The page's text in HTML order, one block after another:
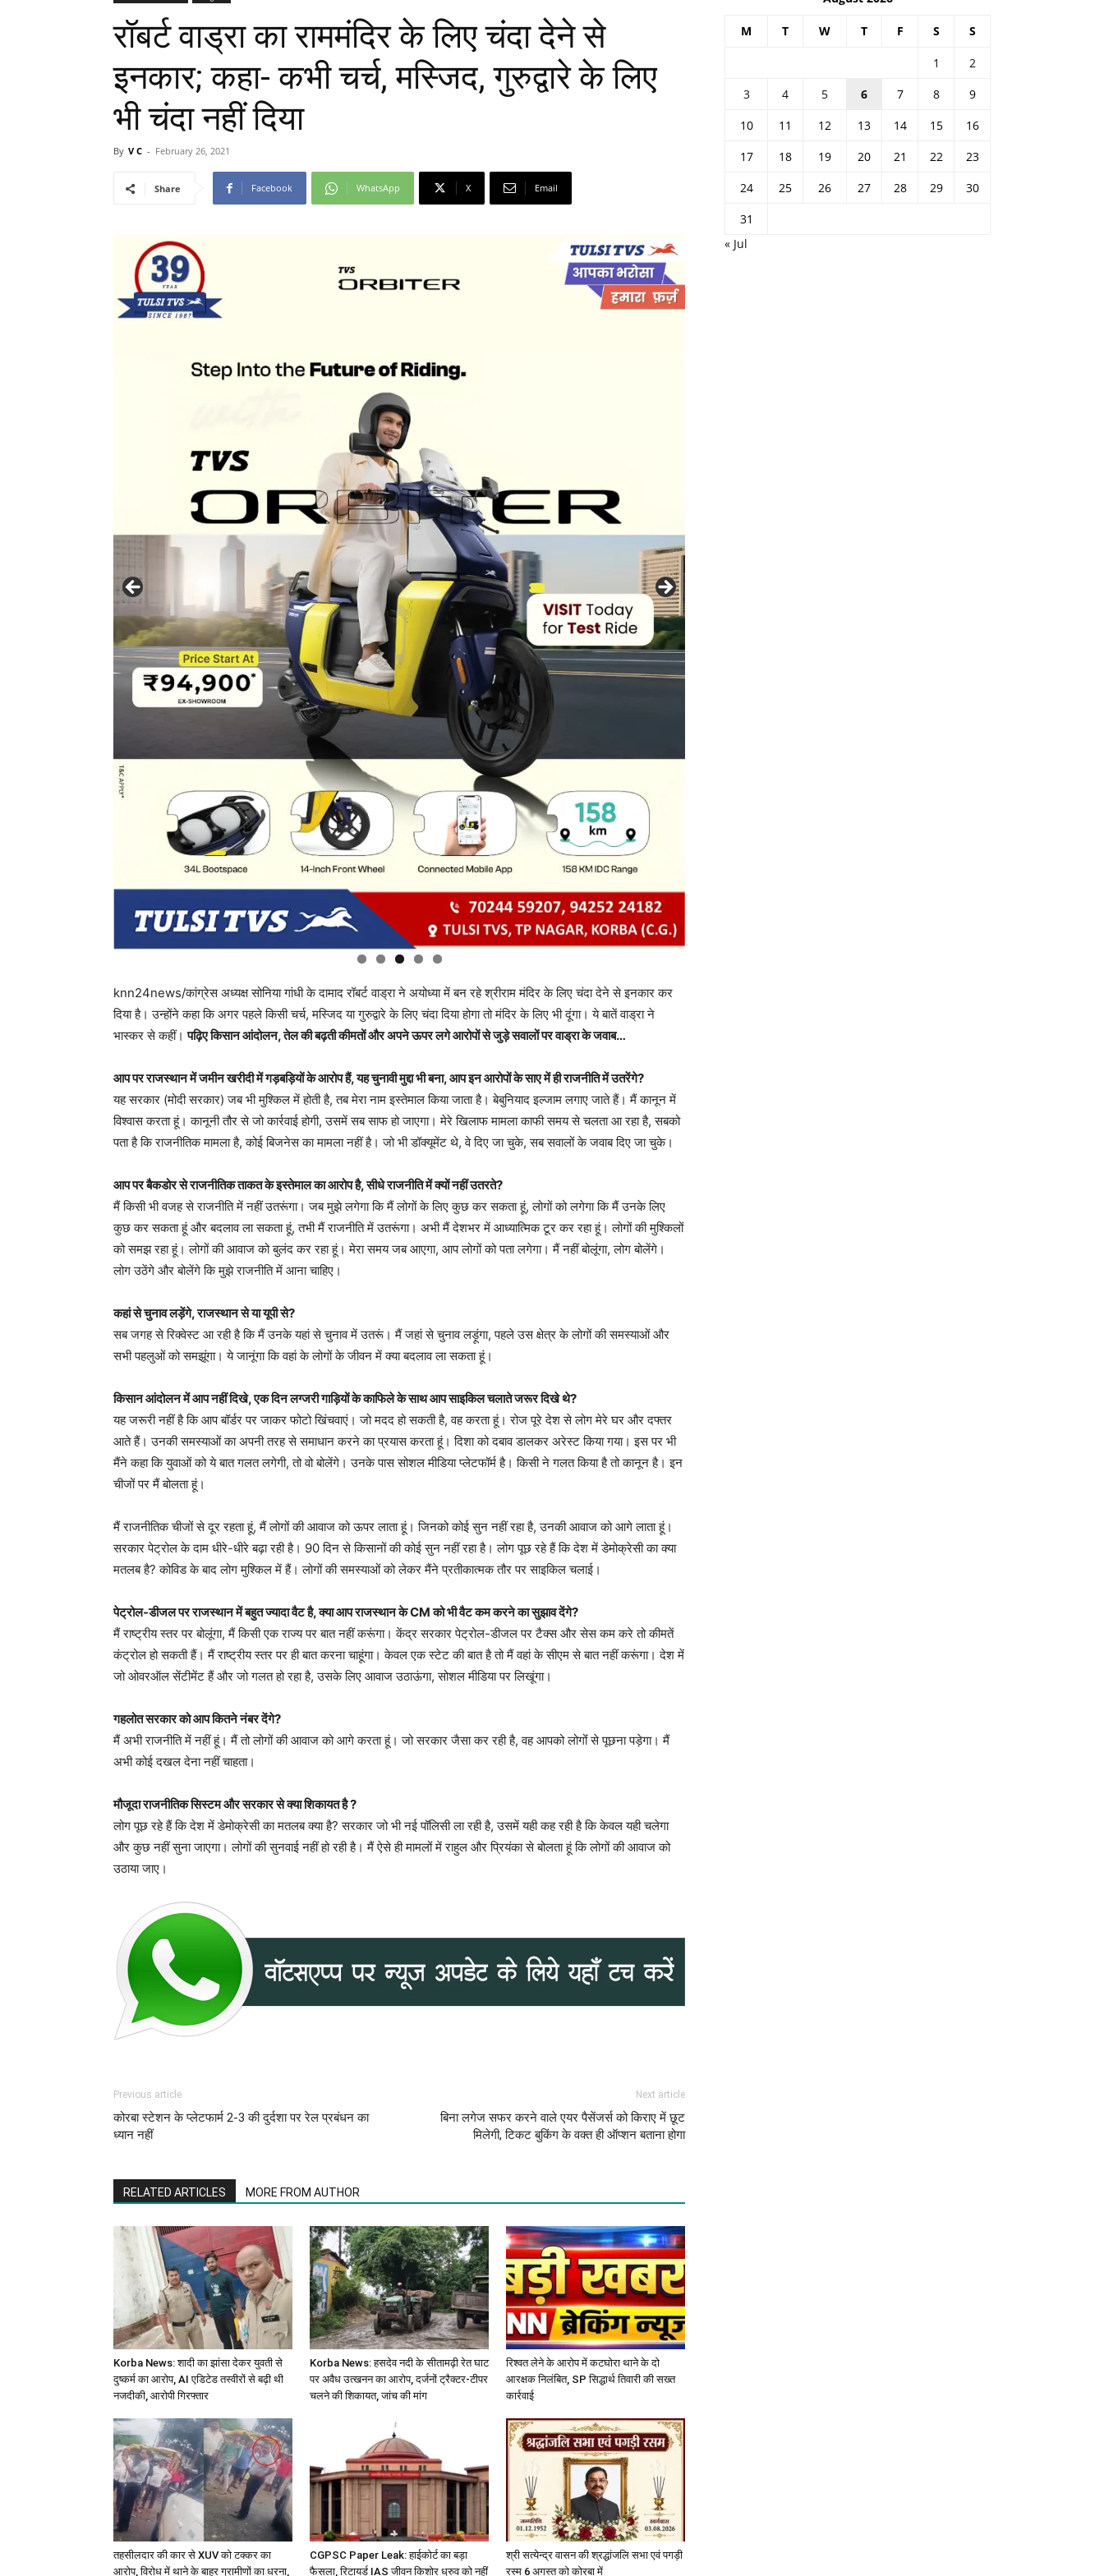
Network
रॉबर्ट वाड्रा का राममंदिर के लिए चंदा देने से
इनकार; कहा- कभी चर्च, मस्जिद, गुरुद्वारे के लिए
भी चंदा नहीं दिया
By V C - February 26, 2021
Share Facebook WhatsApp X Email
knn24news/कांग्रेस अध्यक्ष सोनिया गांधी के दामाद रॉबर्ट वाड्रा ने अयोध्या में बन रहे श्रीराम मंदिर के लिए चंदा देने से इनकार कर
दिया है। उन्होंने कहा कि अगर पहले किसी चर्च, मस्जिद या गुरुद्वारे के लिए चंदा दिया होगा तो मंदिर के लिए भी दूंगा। ये बातें वाड्रा ने
भास्कर से कहीं।पढ़िए किसान आंदोलन, तेल की बढ़ती कीमतों और अपने ऊपर लगे आरोपों से जुड़े सवालों पर वाड्रा के जवाब…
आप पर राजस्थान में जमीन खरीदी में गड़बड़ियों के आरोप हैं, यह चुनावी मुद्दा भी बना, आप इन आरोपों के साए में ही राजनीति में उतरेंगे?
यह सरकार (मोदी सरकार) जब भी मुश्किल में होती है, तब मेरा नाम इस्तेमाल किया जाता है। बेबुनियाद इल्जाम लगाए जाते हैं। मैं कानून में
विश्वास करता हूं। कानूनी तौर से जो कार्रवाई होगी, उसमें सब साफ हो जाएगा। मेरे खिलाफ मामला काफी समय से चलता आ रहा है, सबको
पता है कि राजनीतिक मामला है, कोई बिजनेस का मामला नहीं है। जो भी डॉक्यूमेंट थे, वे दिए जा चुके, सब सवालों के जवाब दिए जा चुके।
आप पर बैकडोर से राजनीतिक ताकत के इस्तेमाल का आरोप है, सीधे राजनीति में क्यों नहीं उतरते?
मैं किसी भी वजह से राजनीति में नहीं उतरूंगा। जब मुझे लगेगा कि मैं लोगों के लिए कुछ कर सकता हूं, लोगों को लगेगा कि मैं उनके लिए
कुछ कर सकता हूं और बदलाव ला सकता हूं, तभी मैं राजनीति में उतरूंगा। अभी मैं देशभर में आध्यात्मिक टूर कर रहा हूं। लोगों की मुश्किलों
को समझ रहा हूं। लोगों की आवाज को बुलंद कर रहा हूं। मेरा समय जब आएगा, आप लोगों को पता लगेगा। मैं नहीं बोलूंगा, लोग बोलेंगे।
लोग उठेंगे और बोलेंगे कि मुझे राजनीति में आना चाहिए।
कहां से चुनाव लड़ेंगे, राजस्थान से या यूपी से?
सब जगह से रिक्वेस्ट आ रही है कि मैं उनके यहां से चुनाव में उतरूं। मैं जहां से चुनाव लड़ूंगा, पहले उस क्षेत्र के लोगों की समस्याओं और
सभी पहलुओं को समझूंगा। ये जानूंगा कि वहां के लोगों के जीवन में क्या बदलाव ला सकता हूं।
किसान आंदोलन में आप नहीं दिखे, एक दिन लग्जरी गाड़ियों के काफिले के साथ आप साइकिल चलाते जरूर दिखे थे?
यह जरूरी नहीं है कि आप बॉर्डर पर जाकर फोटो खिंचवाएं। जो मदद हो सकती है, वह करता हूं। रोज पूरे देश से लोग मेरे घर और दफ्तर
आते हैं। उनकी समस्याओं का अपनी तरह से समाधान करने का प्रयास करता हूं। दिशा को दबाव डालकर अरेस्ट किया गया। इस पर भी
मैंने कहा कि युवाओं को ये बात गलत लगेगी, तो वो बोलेंगे। उनके पास सोशल मीडिया प्लेटफॉर्म है। किसी ने गलत किया है तो कानून है। इन
चीजों पर मैं बोलता हूं।
मैं राजनीतिक चीजों से दूर रहता हूं, मैं लोगों की आवाज को ऊपर लाता हूं। जिनको कोई सुन नहीं रहा है, उनकी आवाज को आगे लाता हूं।
सरकार पेट्रोल के दाम धीरे-धीरे बढ़ा रही है। 90 दिन से किसानों की कोई सुन नहीं रहा है। लोग पूछ रहे हैं कि देश में डेमोक्रेसी का क्या
मतलब है? कोविड के बाद लोग मुश्किल में हैं। लोगों की समस्याओं को लेकर मैंने प्रतीकात्मक तौर पर साइकिल चलाई।
पेट्रोल-डीजल पर राजस्थान में बहुत ज्यादा वैट है, क्या आप राजस्थान के CM को भी वैट कम करने का सुझाव देंगे?
मैं राष्ट्रीय स्तर पर बोलूंगा, मैं किसी एक राज्य पर बात नहीं करूंगा। केंद्र सरकार पेट्रोल-डीजल पर टैक्स और सेस कम करे तो कीमतें
कंट्रोल हो सकती हैं। मैं राष्ट्रीय स्तर पर ही बात करना चाहूंगा। केवल एक स्टेट की बात है तो मैं वहां के सीएम से बात नहीं करूंगा। देश में
जो ओवरऑल सेंटीमेंट हैं और जो गलत हो रहा है, उसके लिए आवाज उठाऊंगा, सोशल मीडिया पर लिखूंगा।
गहलोत सरकार को आप कितने नंबर देंगे?
मैं अभी राजनीति में नहीं हूं। मैं तो लोगों की आवाज को आगे करता हूं। जो सरकार जैसा कर रही है, वह आपको लोगोंं से पूछना पड़ेगा। मैं
अभी कोई दखल देना नहीं चाहता।
मौजूदा राजनीतिक सिस्टम और सरकार से क्या शिकायत है ?
लोग पूछ रहे हैं कि देश में डेमोक्रेसी का मतलब क्या है? सरकार जो भी नई पॉलिसी ला रही है, उसमें यही कह रही है ​कि केवल यही चलेगा
और कुछ नहीं सुना जाएगा। लोगों की सुनवाई नहीं हो रही है। मैं ऐसे ही मामलों में राहुल और प्रियंका से बोलता हूं कि लोगों की आवाज को
उठाया जाए।
Previous article
कोरबा स्टेशन के प्लेटफार्म 2-3 की दुर्दशा पर रेल प्रबंधन का
ध्यान नहीं
Next article
बिना लगेज सफर करने वाले एयर पैसेंजर्स को किराए में छूट
मिलेगी, टिकट बुकिंग के वक्त ही ऑप्शन बताना होगा
RELATED ARTICLES MORE FROM AUTHOR
Korba News: शादी का झांसा देकर युवती से
दुष्कर्म का आरोप, AI एडिटेड तस्वीरों से बढ़ी थी
नजदीकी, आरोपी गिरफ्तार
Korba News: हसदेव नदी के सीतामढ़ी रेत घाट
पर अवैध उत्खनन का आरोप, दर्जनों ट्रैक्टर-टीपर
चलने की शिकायत, जांच की मांग
रिश्वत लेने के आरोप में कटघोरा थाने के दो
आरक्षक निलंबित, SP सिद्धार्थ तिवारी की सख्त
कार्रवाई
तहसीलदार की कार से XUV को टक्कर का
आरोप, विरोध में थाने के बाहर ग्रामीणों का धरना,
CGPSC Paper Leak: हाईकोर्ट का बड़ा
फैसला, रिटायर्ड IAS जीवन किशोर ध्रुव को नहीं
श्री सत्येन्द्र वासन की श्रद्धांजलि सभा एवं पगड़ी
रस्म 6 अगस्त को कोरबा में
M T W T F S S
1
2
3
4 5 6 7 8
9
10
11 12 13 14 15
16
17
18 19 20 21 22
23
24
25 26 27 28 29
30
31
« Jul